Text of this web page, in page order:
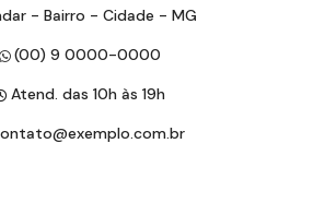
- Bairro - Cidade - MG
(00) 9 0000-0000
Atend. das 10h às 19h